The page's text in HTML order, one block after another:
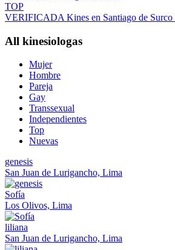
TOP
VERIFICADA Kines en Santiago de Surco
All kinesiologas
Mujer
Hombre
Pareja
Gay
Transsexual
Independientes
Top
Nuevas
genesis
San Juan de Lurigancho, Lima
Sofía
Los Olivos, Lima
liliana
San Juan de Lurigancho, Lima